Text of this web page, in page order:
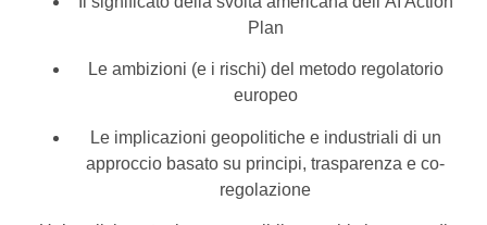
Plan
Le ambizioni (e i rischi) del metodo regolatorio
europeo
Le implicazioni geopolitiche e industriali di un
approccio basato su principi, trasparenza e co-
regolazione